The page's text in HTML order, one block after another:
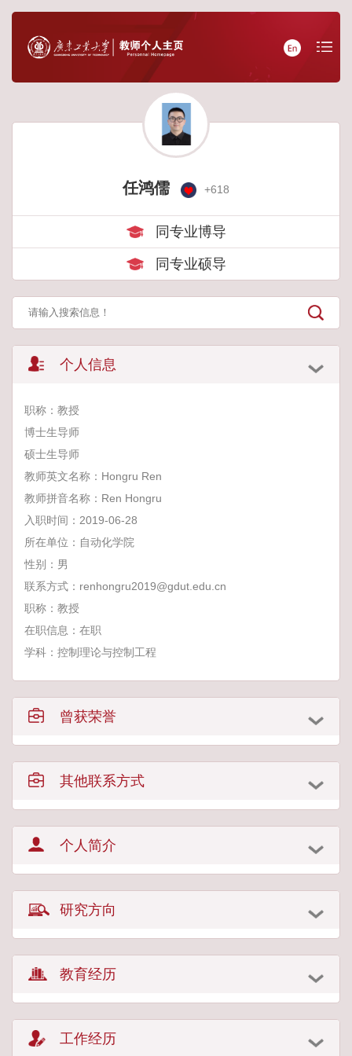
任鸿儒 +618
同专业博导
同专业硕导
个人信息
职称：教授
博士生导师
硕士生导师
教师英文名称：Hongru Ren
教师拼音名称：Ren Hongru
入职时间：2019-06-28
所在单位：自动化学院
性别：男
联系方式：renhongru2019@gdut.edu.cn
职称：教授
在职信息：在职
学科：控制理论与控制工程
曾获荣誉
其他联系方式
个人简介
研究方向
教育经历
工作经历